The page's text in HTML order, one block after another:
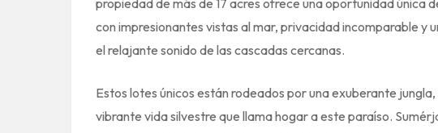
propiedad de más de 17 acres ofrece una oportunidad única
con impresionantes vistas al mar, privacidad incomparable y
el relajante sonido de las cascadas cercanas.
Estos lotes únicos están rodeados por una exuberante
vibrante vida silvestre que llama hogar a este paraíso.